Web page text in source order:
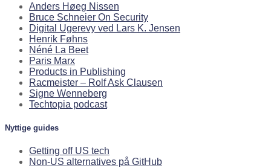
Anders Høeg Nissen
Bruce Schneier On Security
Digital Ugerevy ved Lars K. Jensen
Henrik Føhns
Néné La Beet
Paris Marx
Products in Publishing
Racmeister – Rolf Ask Clausen
Signe Wenneberg
Techtopia podcast
Nyttige guides
Getting off US tech
Non-US alternatives på GitHub